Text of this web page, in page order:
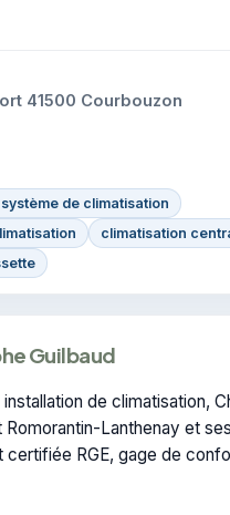
41500 Courbouzon
de climatisation
climatisation
Guilbaud
de climatisation,
Romorantin-Lanthenay et ses
certifiée RGE, gage de